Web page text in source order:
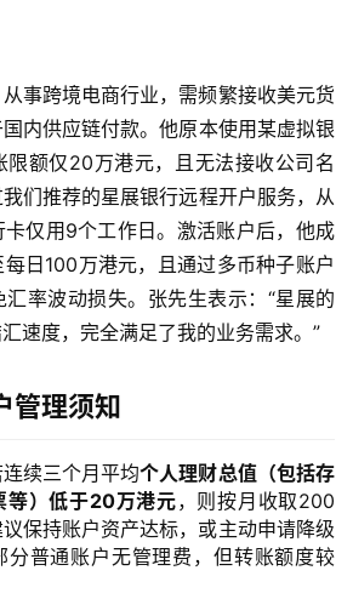
事跨境电商行业，需频繁接收美元货
内供应链付款。他原本使用某虚拟银
限额仅20万港元，且无法接收公司名
们推荐的星展银行远程开户服务，从
仅用9个工作日。激活账户后，他成
日100万港元，且通过多币种子账户
率波动损失。张先生表示：“星展的
速度，完全满足了我的业务需求。”
管理须知
连续三个月平均个人理财总值（包括存
等）低于20万港元，则按月收取200
保持账户资产达标，或主动申请降级
分普通账户无管理费，但转账额度较